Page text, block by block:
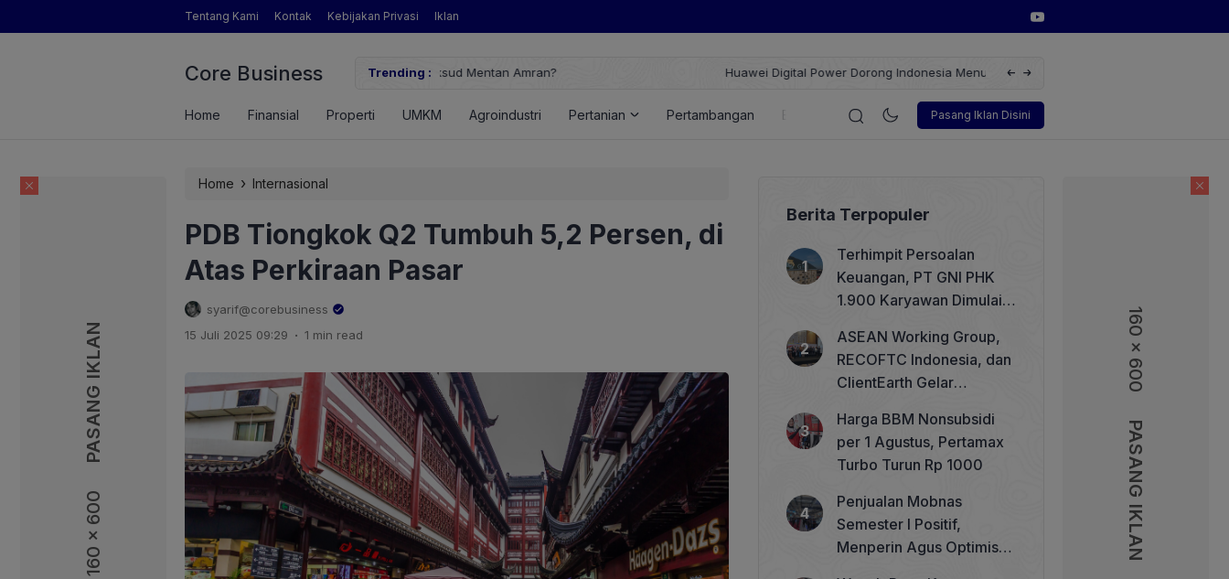
160 x 600
PASANG IKLAN 160 x 600
PASANG IKLAN
Tentang Kami Kontak Kebijakan Privasi Iklan
Core Business Trending :
Pertanian yang Dimaksud Mentan Amran?
Huawei Digital Power Dorong Indonesia Menuju Revolusi Energi Terbarukan dengan Solusi
Wakil Direktur Utama PT Pelindo,
Pasang Iklan Disini
Home Finansial Properti UMKM Agroindustri Pertanian Pertambangan Energi Korporasi Teknologi Otomotif
160 x 600
PASANG IKLAN
Home › Internasional
PDB Tiongkok Q2 Tumbuh 5,2 Persen, di
Atas Perkiraan Pasar
syarif@corebusiness
15 Juli 2025 09:29 . 1 min read
Berita Terpopuler
Terhimpit Persoalan
Keuangan, PT GNI PHK
1.900 Karyawan Dimulai 5
ASEAN Working Group,
RECOFTC Indonesia, dan
ClientEarth Gelar
Memperkuat Tata Kelola
Perhutanan Sosial
Harga BBM Nonsubsidi
per 1 Agustus, Pertamax
Turbo Turun Rp 1000
Penjualan Mobnas
Semester I Positif,
Menperin Agus Optimistis